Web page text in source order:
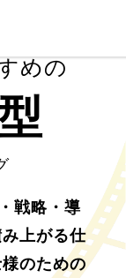
めの
戦略・導
上がる仕
のための